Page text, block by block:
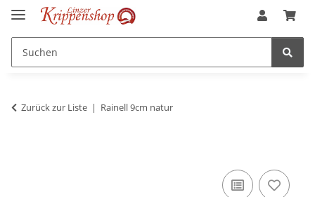
Zurück zur Liste Rainell 9cm natur